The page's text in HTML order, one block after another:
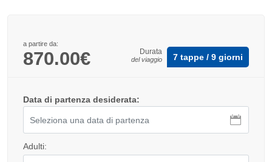
a partire da:
870.00€ Durata
del viaggio 7 tappe / 9 giorni
Data di partenza desiderata:
Adulti: